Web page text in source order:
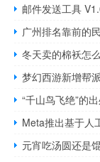
广州排名靠前的
冬天卖的棉袄怎
梦幻西游新增帮
“千山鸟飞绝”的
Meta推出基于人
元宵吃汤圆还是